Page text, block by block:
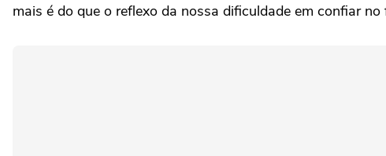
mais é do que o reflexo da nossa dificuldade em confiar